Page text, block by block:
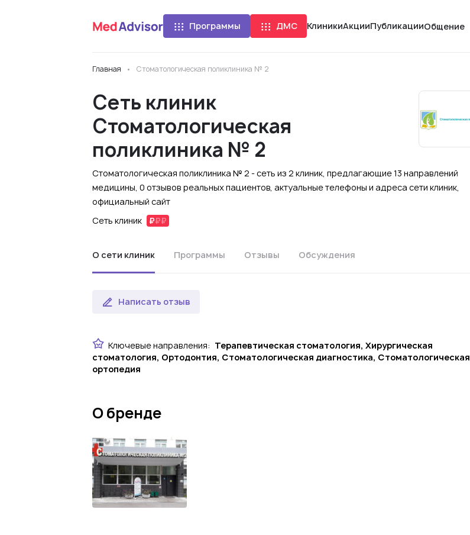
Программы ДМС КлиникиАкцииПубликацииОбщение
Главная Стоматологическая поликлиника № 2
Сеть клиник
Стоматологическая
поликлиника № 2
Стоматологическая поликлиника № 2 - сеть из 2 клиник, предлагающие 13 направлений
медицины, 0 отзывов реальных пациентов, актуальные телефоны и адреса сети клиник,
официальный сайт
Сеть клиник
О сети клиник Программы Отзывы Обсуждения
Написать отзыв
Ключевые направления: Терапевтическая стоматология, Хирургическая
стоматология, Ортодонтия, Стоматологическая диагностика, Стоматологическая
ортопедия
О бренде